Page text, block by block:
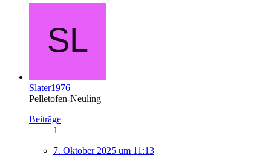
Slater1976
Pelletofen-Neuling
Beiträge
1
7. Oktober 2025 um 11:13